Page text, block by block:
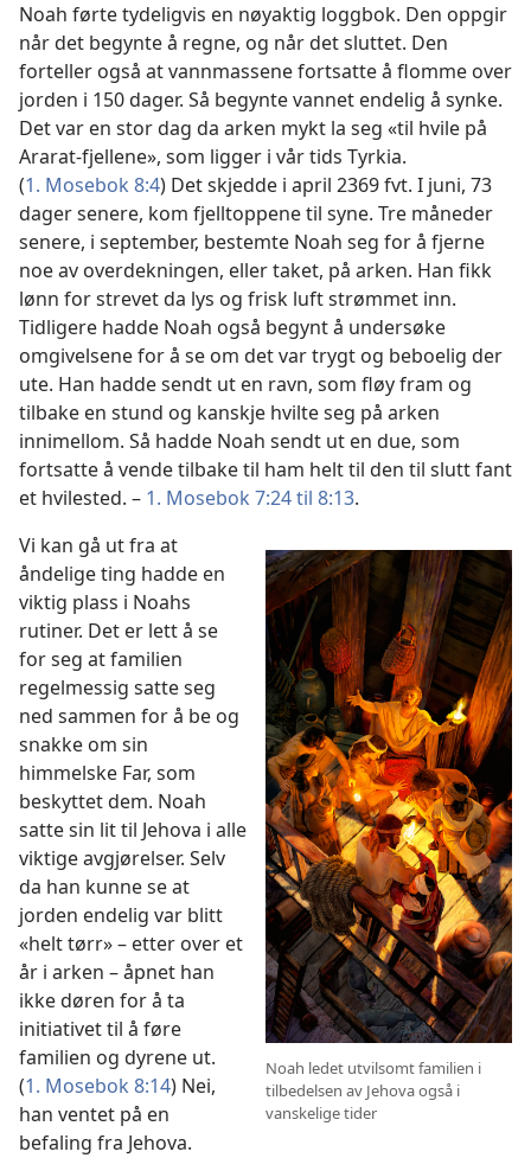
Noah førte tydeligvis en nøyaktig loggbok. Den oppgir
når det begynte å regne, og når det sluttet. Den
forteller også at vannmassene fortsatte å flomme over
jorden i 150 dager. Så begynte vannet endelig å synke.
Det var en stor dag da arken mykt la seg «til hvile på
Ararat-fjellene», som ligger i vår tids Tyrkia.
(1. Mosebok 8:4) Det skjedde i april 2369 fvt. I juni, 73
dager senere, kom fjelltoppene til syne. Tre måneder
senere, i september, bestemte Noah seg for å fjerne
noe av overdekningen, eller taket, på arken. Han fikk
lønn for strevet da lys og frisk luft strømmet inn.
Tidligere hadde Noah også begynt å undersøke
omgivelsene for å se om det var trygt og beboelig der
ute. Han hadde sendt ut en ravn, som fløy fram og
tilbake en stund og kanskje hvilte seg på arken
innimellom. Så hadde Noah sendt ut en due, som
fortsatte å vende tilbake til ham helt til den til slutt fant
et hvilested. – 1. Mosebok 7:24 til 8:13.
Noah ledet utvilsomt familien i
tilbedelsen av Jehova også i
vanskelige tider
Vi kan gå ut fra at
åndelige ting hadde en
viktig plass i Noahs
rutiner. Det er lett å se
for seg at familien
regelmessig satte seg
ned sammen for å be og
snakke om sin
himmelske Far, som
beskyttet dem. Noah
satte sin lit til Jehova i alle
viktige avgjørelser. Selv
da han kunne se at
jorden endelig var blitt
«helt tørr» – etter over et
år i arken – åpnet han
ikke døren for å ta
initiativet til å føre
familien og dyrene ut.
(1. Mosebok 8:14) Nei,
han ventet på en
befaling fra Jehova.